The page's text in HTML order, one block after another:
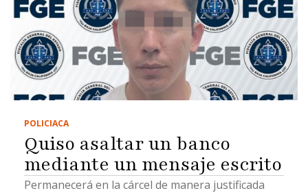
POLICIACA
Quiso asaltar un banco
mediante un mensaje escrito
Permanecerá en la cárcel de manera justificada